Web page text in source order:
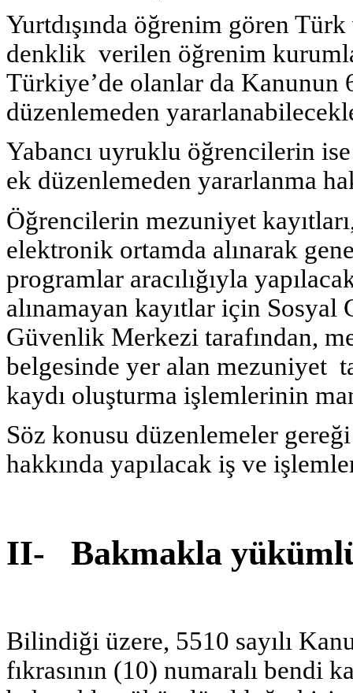
Yurtdışında öğrenim gören
denklik verilen öğrenim
Türkiye’de olanlar da Kanunun
düzenlemeden
Yabancı uyruklu öğrencilerin
ek düzenlemeden yararlanma
Öğrencilerin mezuniyet
elektronik ortamda alınarak
programlar aracılığıyla
alınamayan kayıtlar için
Güvenlik Merkezi tarafından,
belgesinde yer alan mezuniyet
kaydı oluşturma işlemlerinin
Söz konusu düzenlemeler
hakkında yapılacak iş ve
II- Bakmakla
Bilindiği üzere, 5510 sayılı
fıkrasının (10) numaralı bendi